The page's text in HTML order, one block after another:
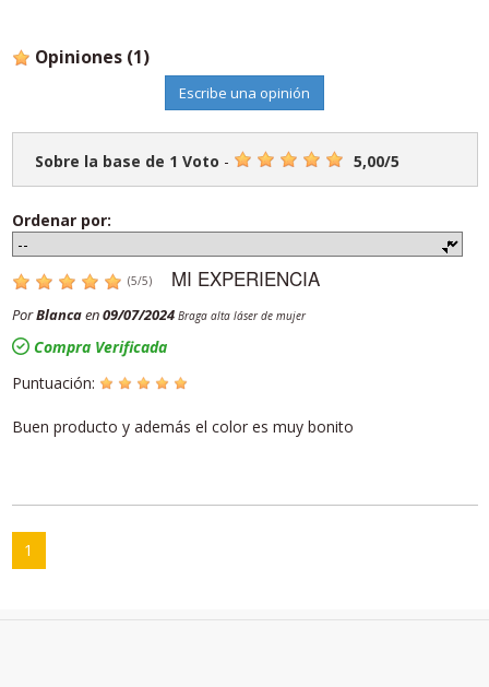
Opiniones (1)
Escribe una opinión
Sobre la base de 1 Voto - 5,00/5
Ordenar por:
(5/5) MI EXPERIENCIA
PorBlancaen09/07/2024 Braga alta láser de mujer
Compra Verificada
Puntuación:
Buen producto y además el color es muy bonito
1